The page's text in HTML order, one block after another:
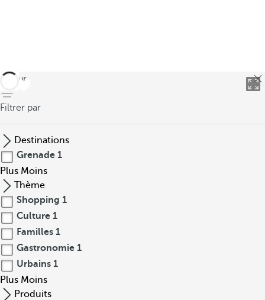
retour
Filtrer par
Destinations
Grenade 1
Plus Moins
Thème
Shopping 1
Culture 1
Familles 1
Gastronomie 1
Urbains 1
Plus Moins
Produits